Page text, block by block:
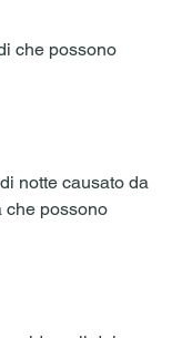
che possono
notte causato da
che possono